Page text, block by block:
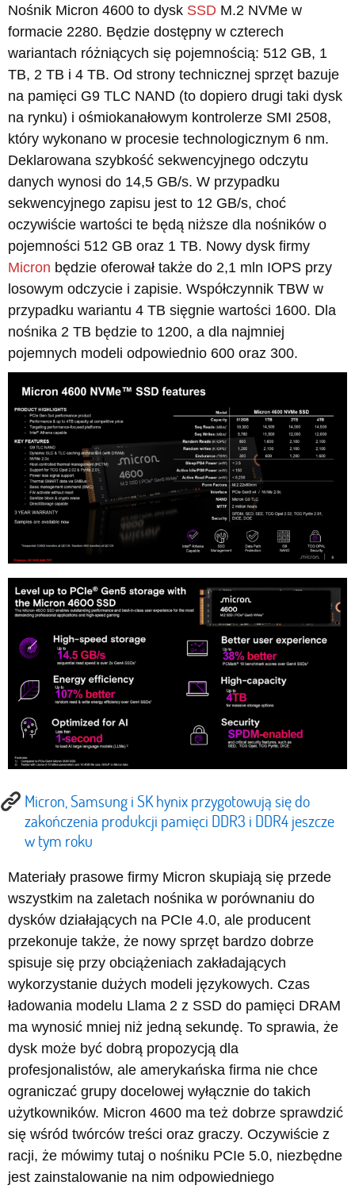
Nośnik Micron 4600 to dysk SSD M.2 NVMe w
formacie 2280. Będzie dostępny w czterech
wariantach różniących się pojemnością: 512 GB, 1
TB, 2 TB i 4 TB. Od strony technicznej sprzęt bazuje
na pamięci G9 TLC NAND (to dopiero drugi taki dysk
na rynku) i ośmiokanałowym kontrolerze SMI 2508,
który wykonano w procesie technologicznym 6 nm.
Deklarowana szybkość sekwencyjnego odczytu
danych wynosi do 14,5 GB/s. W przypadku
sekwencyjnego zapisu jest to 12 GB/s, choć
oczywiście wartości te będą niższe dla nośników o
pojemności 512 GB oraz 1 TB. Nowy dysk firmy
Micron będzie oferował także do 2,1 mln IOPS przy
losowym odczycie i zapisie. Współczynnik TBW w
przypadku wariantu 4 TB sięgnie wartości 1600. Dla
nośnika 2 TB będzie to 1200, a dla najmniej
pojemnych modeli odpowiednio 600 oraz 300.
Micron, Samsung i SK hynix przygotowują się do
zakończenia produkcji pamięci DDR3 i DDR4 jeszcze
w tym roku
Materiały prasowe firmy Micron skupiają się przede
wszystkim na zaletach nośnika w porównaniu do
dysków działających na PCIe 4.0, ale producent
przekonuje także, że nowy sprzęt bardzo dobrze
spisuje się przy obciążeniach zakładających
wykorzystanie dużych modeli językowych. Czas
ładowania modelu Llama 2 z SSD do pamięci DRAM
ma wynosić mniej niż jedną sekundę. To sprawia, że
dysk może być dobrą propozycją dla
profesjonalistów, ale amerykańska firma nie chce
ograniczać grupy docelowej wyłącznie do takich
użytkowników. Micron 4600 ma też dobrze sprawdzić
się wśród twórców treści oraz graczy. Oczywiście z
racji, że mówimy tutaj o nośniku PCIe 5.0, niezbędne
jest zainstalowanie na nim odpowiedniego